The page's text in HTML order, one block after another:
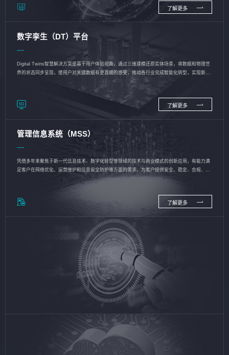
了解更多
数字孪生（DT）平台
Digital Twins智慧解决方案是基于用户体验视角，通过三维建模还原实体场景，将数据和物理世
界的状态同步呈现，使用户对关键数据有更直观的感受，推动各行业完成智能化转型，实现新旧
了解更多
管理信息系统（MSS）
凭借多年来聚焦于新一代信息技术、数字化转型等领域的技术与商业模式的创新应用，有能力满
足客户在网络优化、运营维护和信息安全防护等方面的需求，为客户提供安全、稳定、合规、持
了解更多